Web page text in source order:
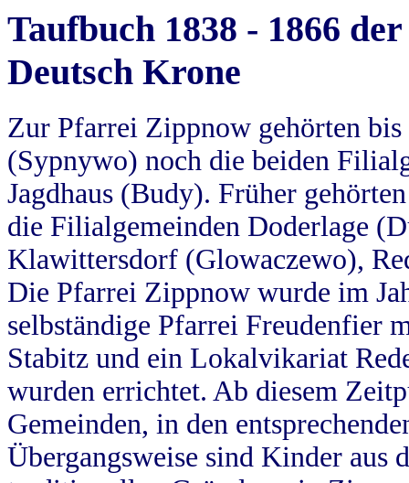
Taufbuch 1838 - 1866
Deutsch Krone
Zur Pfarrei Zippnow gehörten
(Sypnywo) noch die beiden
Jagdhaus (Budy). Früher
die Filialgemeinden Doderlage
Klawittersdorf (Glowaczewo),
Die Pfarrei Zippnow wurde im
selbständige Pfarrei Freudenfier
Stabitz und ein Lokalvikariat
wurden errichtet. Ab diesem
Gemeinden, in den
Übergangsweise sind Kinder aus